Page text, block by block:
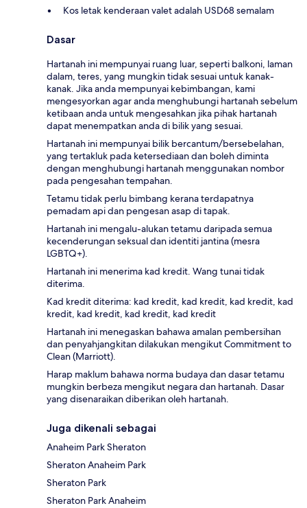
Kos letak kenderaan valet adalah USD68 semalam
Dasar
Hartanah ini mempunyai ruang luar, seperti balkoni, laman
dalam, teres, yang mungkin tidak sesuai untuk kanak-
kanak. Jika anda mempunyai kebimbangan, kami
mengesyorkan agar anda menghubungi hartanah sebelum
ketibaan anda untuk mengesahkan jika pihak hartanah
dapat menempatkan anda di bilik yang sesuai.
Hartanah ini mempunyai bilik bercantum/bersebelahan,
yang tertakluk pada ketersediaan dan boleh diminta
dengan menghubungi hartanah menggunakan nombor
pada pengesahan tempahan.
Tetamu tidak perlu bimbang kerana terdapatnya
pemadam api dan pengesan asap di tapak.
Hartanah ini mengalu-alukan tetamu daripada semua
kecenderungan seksual dan identiti jantina (mesra
LGBTQ+).
Hartanah ini menerima kad kredit. Wang tunai tidak
diterima.
Kad kredit diterima: kad kredit, kad kredit, kad kredit, kad
kredit, kad kredit, kad kredit, kad kredit
Hartanah ini menegaskan bahawa amalan pembersihan
dan penyahjangkitan dilakukan mengikut Commitment to
Clean (Marriott).
Harap maklum bahawa norma budaya dan dasar tetamu
mungkin berbeza mengikut negara dan hartanah. Dasar
yang disenaraikan diberikan oleh hartanah.
Juga dikenali sebagai
Anaheim Park Sheraton
Sheraton Anaheim Park
Sheraton Park
Sheraton Park Anaheim